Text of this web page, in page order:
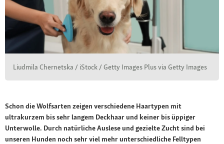
Liudmila Chernetska / iStock / Getty Images Plus via Getty Images
Schon die Wolfsarten zeigen verschiedene Haartypen mit
ultrakurzem bis sehr langem Deckhaar und keiner bis üppiger
Unterwolle. Durch natürliche Auslese und gezielte Zucht sind bei
unseren Hunden noch sehr viel mehr unterschiedliche Felltypen